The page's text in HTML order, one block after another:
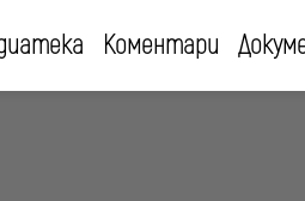
Коментари